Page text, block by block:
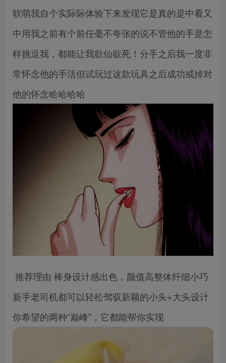
软萌我自个实际际体验下来发现它是真的是中看又
中用我之前有个前任毫不夸张的说不管他的手是怎
样挑逗我，都能让我欲仙欲死！分手之后我一度非
常怀念他的手活但试玩过这款玩具之后成功戒掉对
他的怀念哈哈哈哈
推荐理由 棒身设计感出色，颜值高整体纤细小巧
新手老司机都可以轻松驾驭新颖的小头+大头设计
你希望的两种“巅峰”，它都能帮你实现